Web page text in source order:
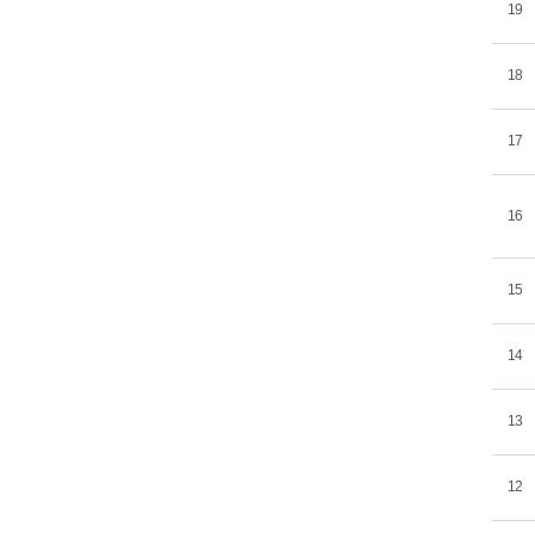
19
18
17
16
15
14
13
12